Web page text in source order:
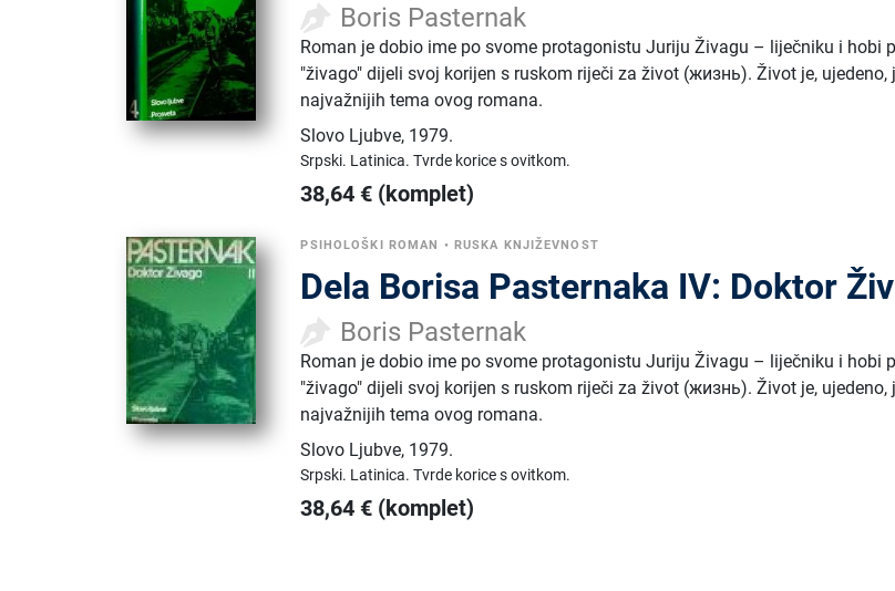
Boris Pasternak
Roman je dobio ime po svome protagonistu Juriju Živagu – liječniku i hobi
"živago" dijeli svoj korijen s ruskom riječi za život (жизнь). Život je, ujedeno,
najvažnijih tema ovog romana.
Slovo Ljubve, 1979.
Srpski. Latinica.Tvrde korice s ovitkom.
38,64 € (komplet)
PSIHOLOŠKI ROMAN • RUSKA KNJIŽEVNOST
Dela Borisa Pasternaka IV: Doktor
Boris Pasternak
Roman je dobio ime po svome protagonistu Juriju Živagu – liječniku i hobi
"živago" dijeli svoj korijen s ruskom riječi za život (жизнь). Život je, ujedeno,
najvažnijih tema ovog romana.
Slovo Ljubve, 1979.
Srpski. Latinica.Tvrde korice s ovitkom.
38,64 € (komplet)